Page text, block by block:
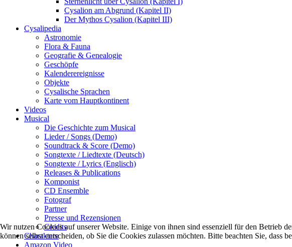
Cysalion am Abgrund (Kapitel II)
Der Mythos Cysalion (Kapitel III)
Cysalipedia
Astronomie
Flora & Fauna
Geografie & Genealogie
Geschöpfe
Kalenderereignisse
Objekte
Cysalische Sprachen
Karte vom Hauptkontinent
Videos
Musical
Die Geschichte zum Musical
Lieder / Songs (Demo)
Soundtrack & Score (Demo)
Songtexte / Liedtexte (Deutsch)
Songtexte / Lyrics (Englisch)
Releases & Publications
Komponist
CD Ensemble
Fotograf
Partner
Presse und Rezensionen
Credits
Charaktere
Amazon Video
Wir nutzen Cookies auf unserer Website. Einige von ihnen sind essenziell für den Betrieb
können selbst entscheiden, ob Sie die Cookies zulassen möchten. Bitte beachten Sie,